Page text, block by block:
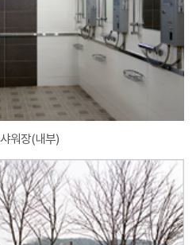
워장(내부)